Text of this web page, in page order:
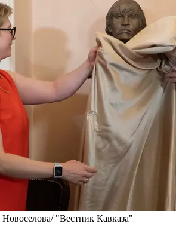
"Вестник Кавказа"